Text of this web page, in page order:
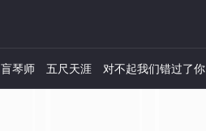
盲琴师 五尺天涯 对不起我们错过了你